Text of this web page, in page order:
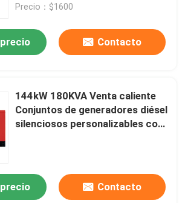
1500 RPM
Precio：$1600
Contacto
144kW 180KVA Venta caliente
Conjuntos de generadores diésel
silenciosos personalizables con
Contacto